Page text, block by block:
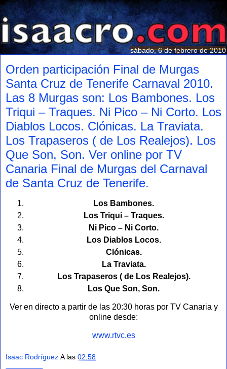
sábado, 6 de febrero de 2010
Orden participación Final de Murgas
Santa Cruz de Tenerife Carnaval 2010.
Las 8 Murgas son: Los Bambones. Los
Triqui – Traques. Ni Pico – Ni Corto. Los
Diablos Locos. Clónicas. La Traviata.
Los Trapaseros ( de Los Realejos). Los
Que Son, Son. Ver online por TV
Canaria Final de Murgas del Carnaval
de Santa Cruz de Tenerife.
Los Bambones.
Los Triqui – Traques.
Ni Pico – Ni Corto.
Los Diablos Locos.
Clónicas.
La Traviata.
Los Trapaseros ( de Los Realejos).
Los Que Son, Son.
Ver en directo a partir de las 20:30 horas por TV Canaria y
online desde:
www.rtvc.es
Isaac Rodríguez A las 02:58